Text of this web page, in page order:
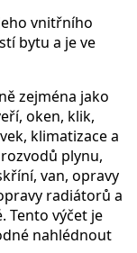
vnitřního
bytu a je ve
zejména jako
oken, klik,
klimatizace a
plynu,
van, opravy
radiátorů a
Tento výčet je
nahlédnout